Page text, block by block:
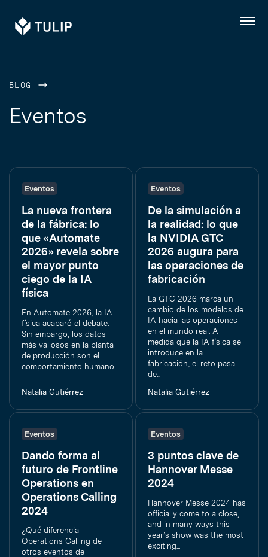
Tulip Menú
BLOG
Eventos
Eventos
La nueva frontera
de la fábrica: lo
que «Automate
2026» revela sobre
el mayor punto
ciego de la IA
física
En Automate 2026, la IA
física acaparó el debate.
Sin embargo, los datos
más valiosos en la planta
de producción son el
comportamiento humano...
Natalia Gutiérrez
Eventos
De la simulación a
la realidad: lo que
la NVIDIA GTC
2026 augura para
las operaciones de
fabricación
La GTC 2026 marca un
cambio de los modelos de
IA hacia las operaciones
en el mundo real. A
medida que la IA física se
introduce en la
fabricación, el reto pasa
de...
Natalia Gutiérrez
Eventos
Dando forma al
futuro de Frontline
Operations en
Operations Calling
2024
¿Qué diferencia
Operations Calling de
otros eventos de
Eventos
3 puntos clave de
Hannover Messe
2024
Hannover Messe 2024 has
officially come to a close,
and in many ways this
year’s show was the most
exciting...